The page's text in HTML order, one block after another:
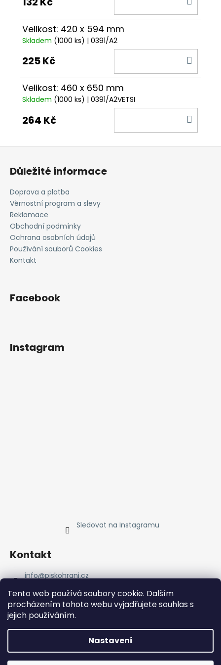
Tento web používá soubory cookie. Dalším
procházením tohoto webu vyjadřujete souhlas s
jejich používáním.
Nastavení
Velikost: 420 x 594 mm
Skladem (1000 ks) | 0391/A2
225 Kč
Velikost: 460 x 650 mm
Skladem (1000 ks) | 0391/A2VETSI
264 Kč
Důležité informace
Doprava a platba
Věrnostní program a slevy
Reklamace
Obchodní podmínky
Ochrana osobních údajů
Používání souborů Cookies
Kontakt
Facebook
Instagram
Sledovat na Instagramu
Kontakt
info@piskohrani.cz
723 753 053
Piskohrani
piskohrani/
+420 723 753 053